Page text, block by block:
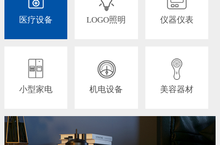
医疗设备 LOGO照明 仪器仪表
小型家电 机电设备 美容器材